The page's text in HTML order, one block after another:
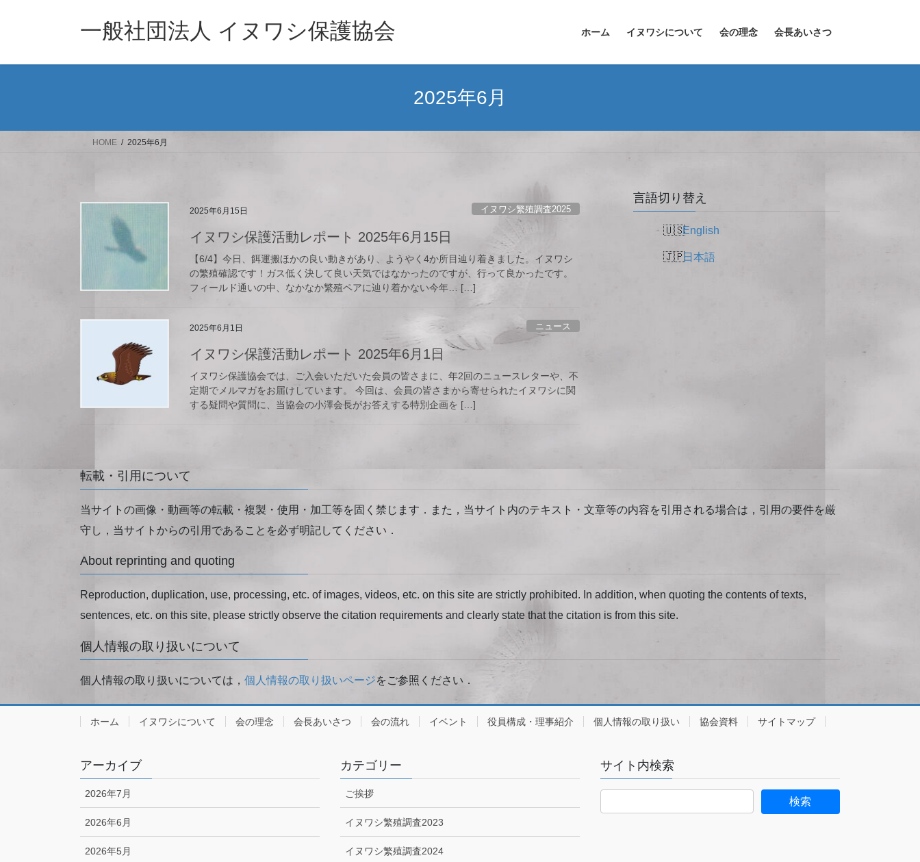
一般社団法人 イヌワシ保護協会 ホーム イヌワシについて 会の理念 会長あいさつ
2025年6月
HOME 2025年6月
2025年6月15日 イヌワシ繁殖調査2025
イヌワシ保護活動レポート 2025年6月15日
【6/4】今日、餌運搬ほかの良い動きがあり、ようやく4か所目辿り着きました。イヌワシ
の繁殖確認です！ガス低く決して良い天気ではなかったのですが、行って良かったです。
フィールド通いの中、なかなか繁殖ペアに辿り着かない今年… […]
2025年6月1日 ニュース
イヌワシ保護活動レポート 2025年6月1日
イヌワシ保護協会では、ご入会いただいた会員の皆さまに、年2回のニュースレターや、不
定期でメルマガをお届けしています。 今回は、会員の皆さまから寄せられたイヌワシに関
する疑問や質問に、当協会の小澤会長がお答えする特別企画を […]
言語切り替え
English
日本語
転載・引用について
当サイトの画像・動画等の転載・複製・使用・加工等を固く禁じます．また，当サイト内のテキスト・文章等の内容を引用される場合は，引用の要件を厳
守し，当サイトからの引用であることを必ず明記してください．
About reprinting and quoting
Reproduction, duplication, use, processing, etc. of images, videos, etc. on this site are strictly prohibited. In addition, when quoting the contents of texts,
sentences, etc. on this site, please strictly observe the citation requirements and clearly state that the citation is from this site.
個人情報の取り扱いについて
個人情報の取り扱いについては， 個人情報の取り扱いページをご参照ください．
ホーム イヌワシについて 会の理念 会長あいさつ 会の流れ イベント 役員構成・理事紹介 個人情報の取り扱い 協会資料 サイトマップ
アーカイブ
2026年7月
2026年6月
2026年5月
カテゴリー
ご挨拶
イヌワシ繁殖調査2023
イヌワシ繁殖調査2024
サイト内検索